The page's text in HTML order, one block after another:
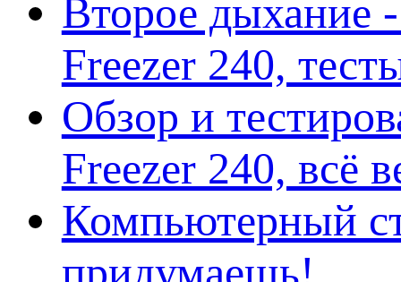
Второе дыхание
Freezer 240,
Обзор и
Freezer 240, всё
Компьютерный